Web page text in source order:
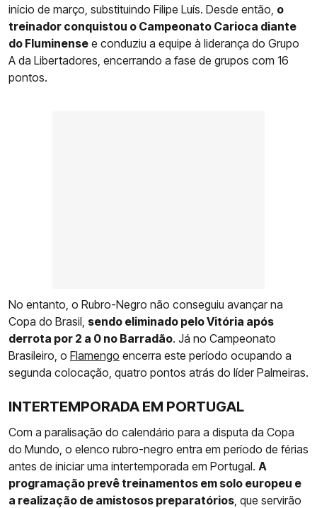
início de março, substituindo Filipe Luís. Desde então, o
treinador conquistou o Campeonato Carioca diante
do Fluminense e conduziu a equipe à liderança do Grupo
A da Libertadores, encerrando a fase de grupos com 16
pontos.
No entanto, o Rubro-Negro não conseguiu avançar na
Copa do Brasil, sendo eliminado pelo Vitória após
derrota por 2 a 0 no Barradão. Já no Campeonato
Brasileiro, o Flamengo encerra este período ocupando a
segunda colocação, quatro pontos atrás do líder Palmeiras.
INTERTEMPORADA EM PORTUGAL
Com a paralisação do calendário para a disputa da Copa
do Mundo, o elenco rubro-negro entra em período de férias
antes de iniciar uma intertemporada em Portugal. A
programação prevê treinamentos em solo europeu e
a realização de amistosos preparatórios , que servirão